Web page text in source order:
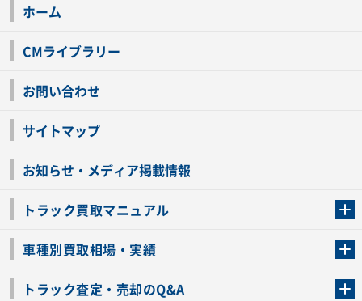
ホーム
CMライブラリー
お問い合わせ
サイトマップ
お知らせ・メディア掲載情報
トラック買取マニュアル
車種別買取相場・実績
トラック査定・売却のQ&A